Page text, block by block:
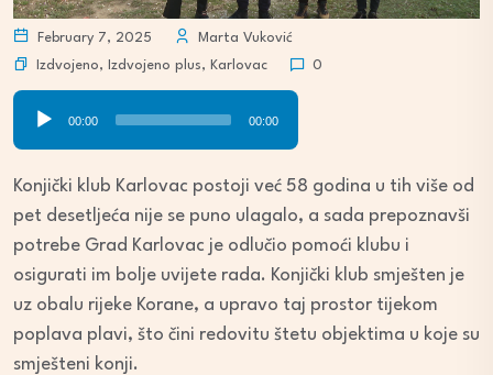
February 7, 2025
Marta Vuković
Izdvojeno, Izdvojeno plus, Karlovac 0
00:00 00:00
Konjički klub Karlovac postoji već 58 godina u tih više od
pet desetljeća nije se puno ulagalo, a sada prepoznavši
potrebe Grad Karlovac je odlučio pomoći klubu i
osigurati im bolje uvijete rada. Konjički klub smješten je
uz obalu rijeke Korane, a upravo taj prostor tijekom
poplava plavi, što čini redovitu štetu objektima u koje su
smješteni konji.